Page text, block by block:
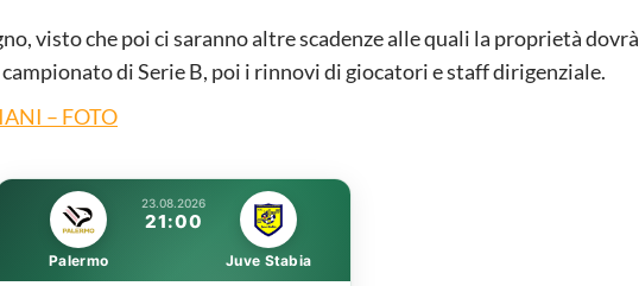
visto che poi ci saranno altre scadenze alle quali la proprietà dovrà
di Serie B, poi i rinnovi di giocatori e staff dirigenziale.
– FOTO
23.08.2026
21:00
Palermo Juve Stabia